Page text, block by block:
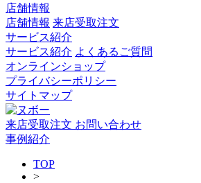
店舗情報
店舗情報 来店受取注文
サービス紹介
サービス紹介 よくあるご質問
オンラインショップ
プライバシーポリシー
サイトマップ
来店受取注文 お問い合わせ
事例紹介
TOP
>